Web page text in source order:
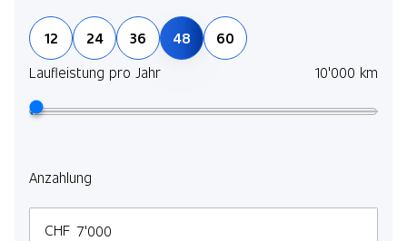
12 24 36 48
60
Laufleistung pro Jahr
10'000 km
Anzahlung
CHF